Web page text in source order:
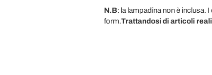
N.B: la lampadina non è inclusa.
form.Trattandosi di articoli